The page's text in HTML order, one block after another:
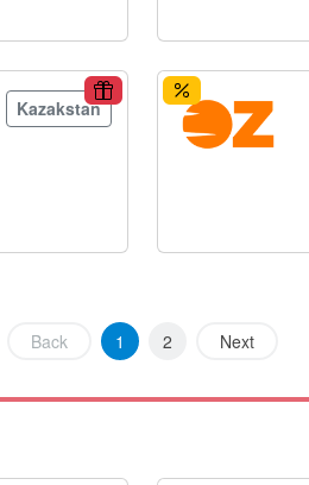
Kazakstan
Back 1 2 Next